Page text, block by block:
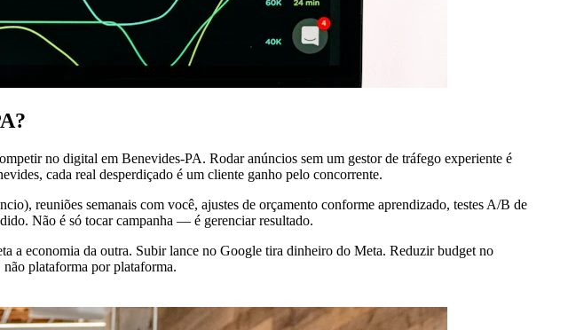
no digital em Benevides-PA. Rodar anúncios sem um gestor de tráfego experiente é
cada real desperdiçado é um cliente ganho pelo concorrente.
reuniões semanais com você, ajustes de orçamento conforme aprendizado, testes A/B de
Não é só tocar campanha — é gerenciar resultado.
a economia da outra. Subir lance no Google tira dinheiro do Meta. Reduzir budget no
plataforma por plataforma.